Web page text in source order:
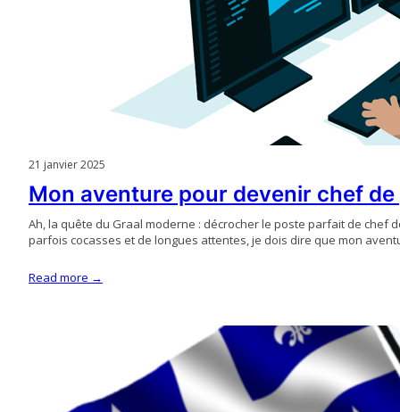
21 janvier 2025
Mon aventure pour devenir chef
Ah, la quête du Graal moderne : décrocher le poste parfait de chef
parfois cocasses et de longues attentes, je dois dire que mon
Read more →